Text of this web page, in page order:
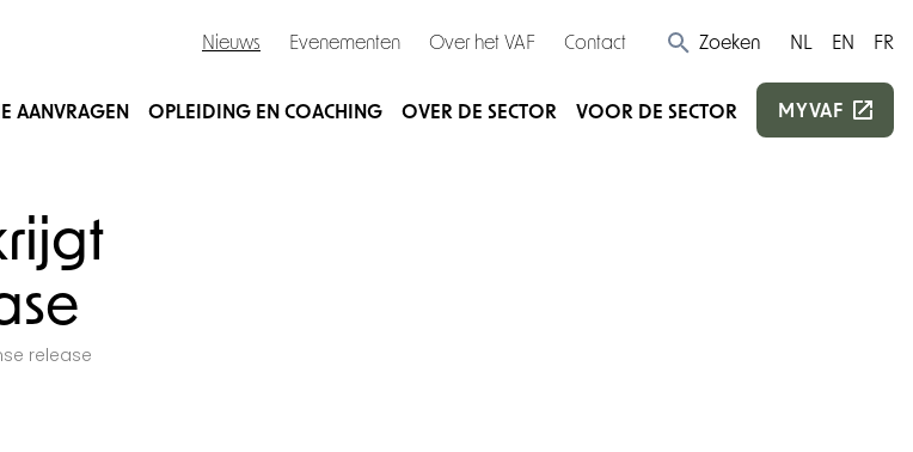
Nieuws Evenementen Over het VAF Contact Zoeken NL EN FR
AANVRAGEN OPLEIDING EN COACHING OVER DE SECTOR VOOR DE SECTOR MYVAF
release